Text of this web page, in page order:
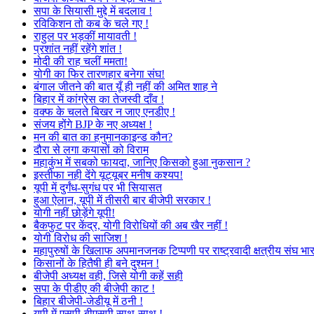
सपा के सियासी मुद्दे में बदलाव !
रविकिशन तो कब के चले गए !
राहुल पर भड़कीं मायावती !
प्रशांत नहीं रहेंगे शांत !
मोदी की राह चलीं ममता!
योगी का फिर तारणहार बनेगा संघ!
बंगाल जीतने की बात यूँ ही नहीं की अमित शाह ने
बिहार में कांग्रेस का तेजस्वी दाँव !
वक्फ के चलते बिखर न जाए एनडीए !
संजय होंगे BJP के नए अध्यक्ष !
मन की बात का हनुमानकाइन्ड कौन?
दौरा से लगा कयासों को विराम
महाकुंभ में सबको फायदा, जानिए किसको हुआ नुकसान ?
इस्तीफा नही देंगे यूट्यूबर मनीष कश्यप!
यूपी में दुर्गंध-सुगंध पर भी सियासत
हुआ ऐलान, यूपी में तीसरी बार बीजेपी सरकार !
योगी नहीं छोड़ेंगे यूपी!
बैकफुट पर केंद्र, योगी विरोधियों की अब खैर नहीं !
योगी विरोध की साजिश !
महापुरुषों के खिलाफ अपमानजनक टिप्पणी पर राष्ट्रवादी क्षत्रीय संघ
किसानों के हितैषी ही बने दुश्मन !
बीजेपी अध्यक्ष वही, जिसे योगी कहें सही
सपा के पीडीए की बीजेपी काट !
बिहार बीजेपी-जेडीयू में ठनी !